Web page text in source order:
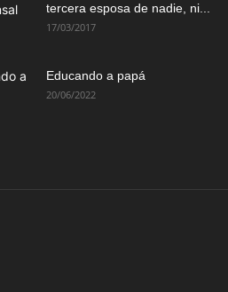
tercera esposa de nadie, ni...
17/03/2017
Educando a papá
20/06/2022